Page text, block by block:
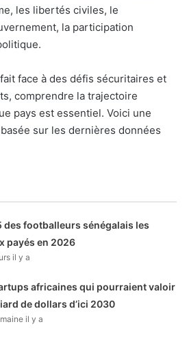
les libertés civiles, le
la participation
face à des défis sécuritaires et
comprendre la trajectoire
pays est essentiel. Voici une
sur les dernières données
des footballeurs sénégalais les
payés en 2026
il y a
africaines qui pourraient valoir
de dollars d’ici 2030
il y a